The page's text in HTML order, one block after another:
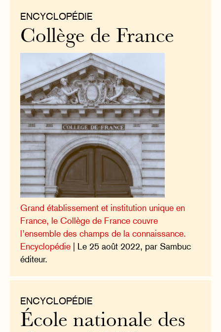
ENCYCLOPÉDIE
Collège de France
Grand établissement et institution unique en
France, le Collège de France couvre
l’ensemble des champs de la connaissance.
Encyclopédie | Le 25 août 2022, par Sambuc
éditeur.
ENCYCLOPÉDIE
École nationale des